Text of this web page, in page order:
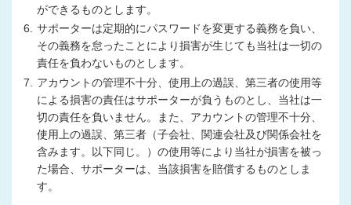
ができるものとします。
6. サポーターは定期的にパスワードを変更する義務を負い、
その義務を怠ったことにより損害が生じても当社は一切の
責任を負わないものとします。
7. アカウントの管理不十分、使用上の過誤、第三者の使用等
による損害の責任はサポーターが負うものとし、当社は一
切の責任を負いません。また、アカウントの管理不十分、
使用上の過誤、第三者（子会社、関連会社及び関係会社を
含みます。以下同じ。）の使用等により当社が損害を被っ
た場合、サポーターは、当該損害を賠償するものとしま
す。